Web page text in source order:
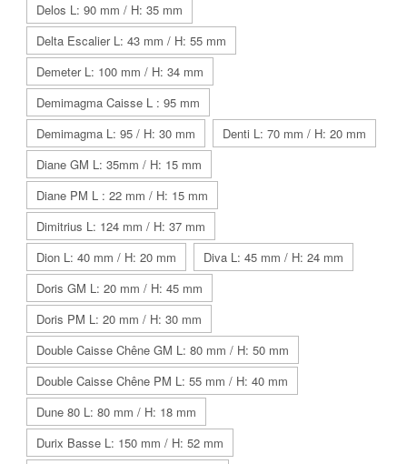
Delos L: 90 mm / H: 35 mm
Delta Escalier L: 43 mm / H: 55 mm
Demeter L: 100 mm / H: 34 mm
Demimagma Caisse L : 95 mm
Demimagma L: 95 / H: 30 mm
Denti L: 70 mm / H: 20 mm
Diane GM L: 35mm / H: 15 mm
Diane PM L : 22 mm / H: 15 mm
Dimitrius L: 124 mm / H: 37 mm
Dion L: 40 mm / H: 20 mm
Diva L: 45 mm / H: 24 mm
Doris GM L: 20 mm / H: 45 mm
Doris PM L: 20 mm / H: 30 mm
Double Caisse Chêne GM L: 80 mm / H: 50 mm
Double Caisse Chêne PM L: 55 mm / H: 40 mm
Dune 80 L: 80 mm / H: 18 mm
Durix Basse L: 150 mm / H: 52 mm